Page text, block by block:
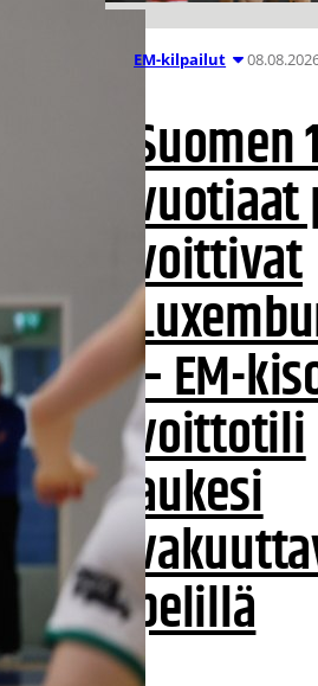
EM-kilpailut
Suomen
voittivat
– EM-
voittotili
aukesi
pelillä